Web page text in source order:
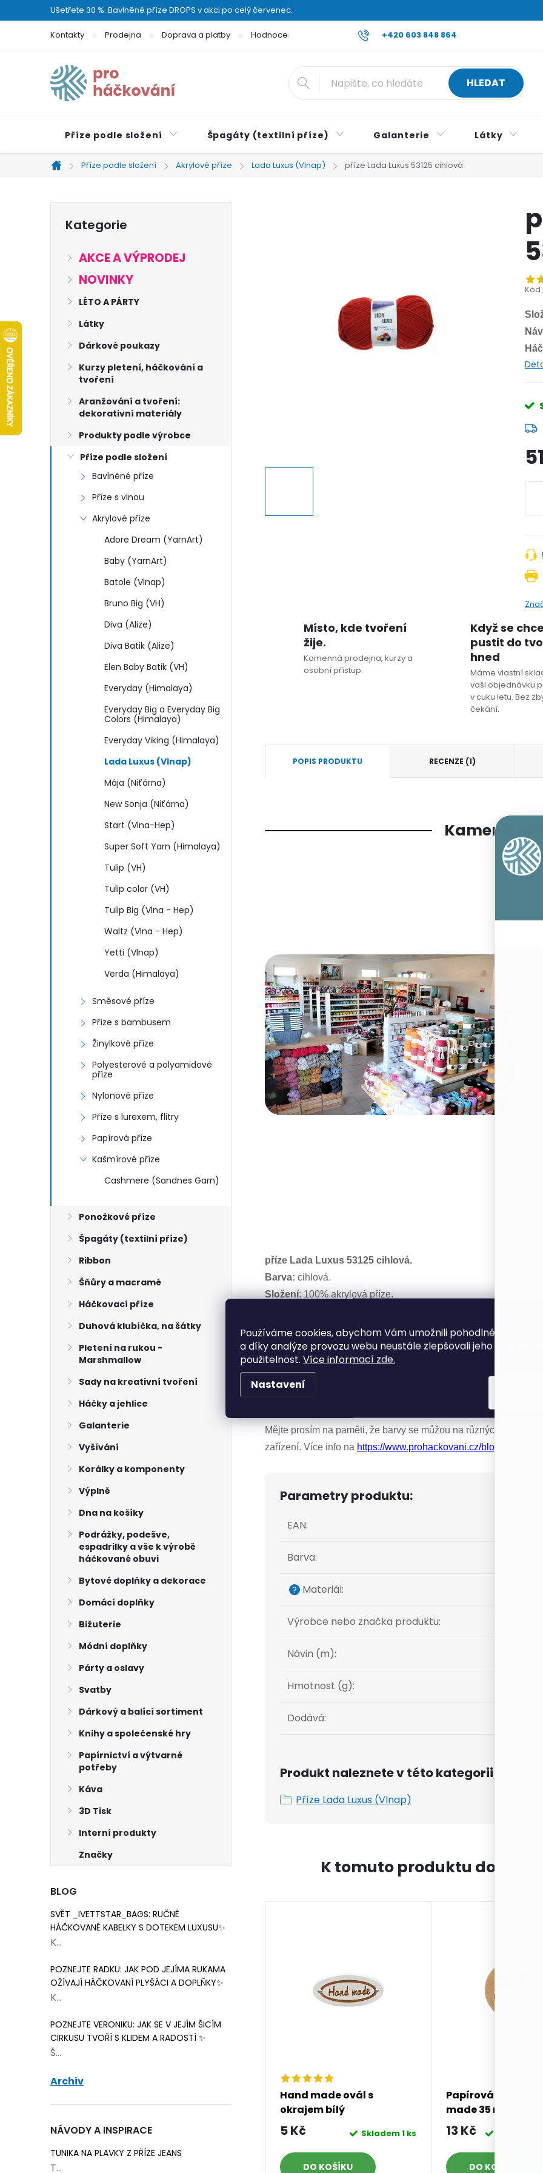
Používáme cookies, abychom Vám umožnili pohodlné prohlížení
a díky analýze provozu webu neustále zlepšovali jeho funkce,
použitelnost. Více informací zde.
Nastavení
na
Ušetřete 30 %. Bavlněné příze DROPS v akci po celý červenec.
+420 603 848 864
Kontakty Prodejna Doprava a platby Hodnocení obchodu Reklamace a vrácení zboží Všeobecné
HLEDAT
Příze podle složení Špagáty (textilní příze) Galanterie Látky
Domů
Příze podle složení Akrylové příze Lada Luxus (Vlnap) příze Lada Luxus 53125 cihlová
kategorie
Kategorie
AKCE A VÝPRODEJ
NOVINKY
LÉTO A PÁRTY
Látky
Dárkové poukazy
Kurzy pletení, háčkování a
tvoření
Aranžování a tvoření:
dekorativní materiály
Produkty podle výrobce
Příze podle složení
Bavlněné příze
Příze s vlnou
Akrylové příze
Adore Dream (YarnArt)
Baby (YarnArt)
Batole (Vlnap)
Bruno Big (VH)
Diva (Alize)
Diva Batik (Alize)
Elen Baby Batik (VH)
Everyday (Himalaya)
Everyday Big a Everyday Big
Colors (Himalaya)
Everyday Viking (Himalaya)
Lada Luxus (Vlnap)
Mája (Niťárna)
New Sonja (Niťárna)
Start (Vlna-Hep)
Super Soft Yarn (Himalaya)
Tulip (VH)
Tulip color (VH)
Tulip Big (Vlna - Hep)
Waltz (Vlna - Hep)
Yetti (Vlnap)
Verda (Himalaya)
Směsové příze
Příze s bambusem
Žinylkové příze
Polyesterové a polyamidové
příze
Nylonové příze
Příze s lurexem, flitry
Papírová příze
Kašmírové příze
Cashmere (Sandnes Garn)
Ponožkové příze
Špagáty (textilní příze)
Ribbon
Šňůry a macramé
Háčkovací příze
Duhová klubíčka, na šátky
Pletení na rukou -
Marshmallow
Sady na kreativní tvoření
Háčky a jehlice
Galanterie
Vyšívání
Korálky a komponenty
Výplně
Dna na košíky
Podrážky, podešve,
espadrilky a vše k výrobě
háčkované obuvi
Bytové doplňky a dekorace
Domácí doplňky
Bižuterie
Módní doplňky
Párty a oslavy
Svatby
Dárkový a balící sortiment
Knihy a společenské hry
Papírnictví a výtvarné
potřeby
Káva
3D Tisk
Interní produkty
Značky
BLOG
SVĚT _IVETTSTAR_BAGS: RUČNĚ
HÁČKOVANÉ KABELKY S DOTEKEM LUXUSU✨
K...
POZNEJTE RADKU: JAK POD JEJÍMA RUKAMA
OŽÍVAJÍ HÁČKOVANÍ PLYŠÁCI A DOPLŇKY✨
K...
POZNEJTE VERONIKU: JAK SE V JEJÍM ŠICÍM
CIRKUSU TVOŘÍ S KLIDEM A RADOSTÍ ✨
Š...
Archiv
NÁVODY A INSPIRACE
TUNIKA NA PLAVKY Z PŘÍZE JEANS
T...
Kód
Místo, kde tvoření
žije.
Kamenná prodejna, kurzy a
osobní přístup.
Když se
pustit do
hned
Máme vlastní
vaši objednávku
v cuku letu. Bez
čekání.
POPIS PRODUKTU RECENZE (1)
příze Lada Luxus 53125 cihlová.
Barva: cihlová.
Složení: 100% akrylová příze.
Háček
Jehlice 4 - 4,5.
PřízeLada Luxusje nejrozšířenější pletací příze na českém trhu.
Řadí se do středně silných přízí.
Mějte prosím na paměti, že barvy se můžou na různých
zařízení. Více info na https://www.prohackovani.cz/blog/ach-ty-
Kamenný
Parametry produktu:
EAN:
Barva:
? Materiál:
Výrobce nebo značka produktu:
Návin (m):
Hmotnost (g):
Dodává:
Produkt naleznete v této kategorii
Příze Lada Luxus (Vlnap)
K tomuto produktu
love bílá 8x4
>75 balení
Thank you se srdíčkem
bílá 35 mm 5 ks
14 Kč
Hand made ovál s
okrajem bílý
5 Kč Skladem1 ks
DO KOŠÍKU
Papírová cedulka
made 35 mm 5 ks
13 Kč
DO KOŠÍKU